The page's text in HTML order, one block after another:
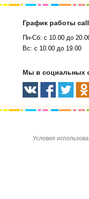
График работы
Пн-Сб: с 10.00 до
Вс: с 10.00 до 19.00
Мы в социальных
Условия